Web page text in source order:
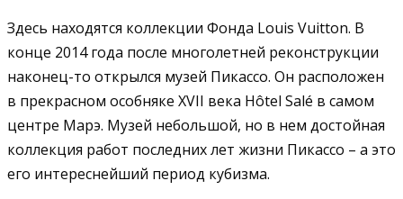
Здесь находятся коллекции Фонда Louis Vuitton. В
конце 2014 года после многолетней реконструкции
наконец-то открылся музей Пикассо. Он расположен
в прекрасном особняке XVII века Hôtel Salé в самом
центре Марэ. Музей небольшой, но в нем достойная
коллекция работ последних лет жизни Пикассо – а это
его интереснейший период кубизма.